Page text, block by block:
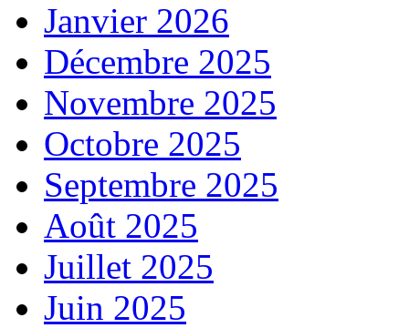
Janvier 2026
Décembre 2025
Novembre 2025
Octobre 2025
Septembre 2025
Août 2025
Juillet 2025
Juin 2025